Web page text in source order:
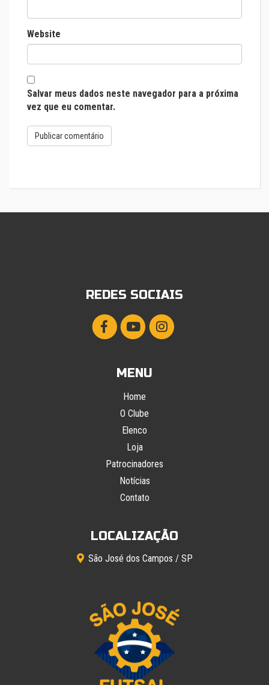
Website
Salvar meus dados neste navegador para a próxima
vez que eu comentar.
REDES SOCIAIS
MENU
Home
O Clube
Elenco
Loja
Patrocinadores
Notícias
Contato
LOCALIZAÇÃO
São José dos Campos / SP